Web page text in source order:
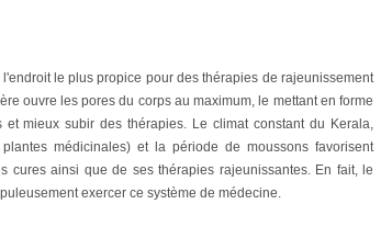
le plus propice pour des thérapies de rajeunissement
ouvre les pores du corps au maximum, le mettant en forme
mieux subir des thérapies. Le climat constant du Kerala,
médicinales) et la période de moussons favorisent
cures ainsi que de ses thérapies rajeunissantes. En fait, le
exercer ce système de médecine.